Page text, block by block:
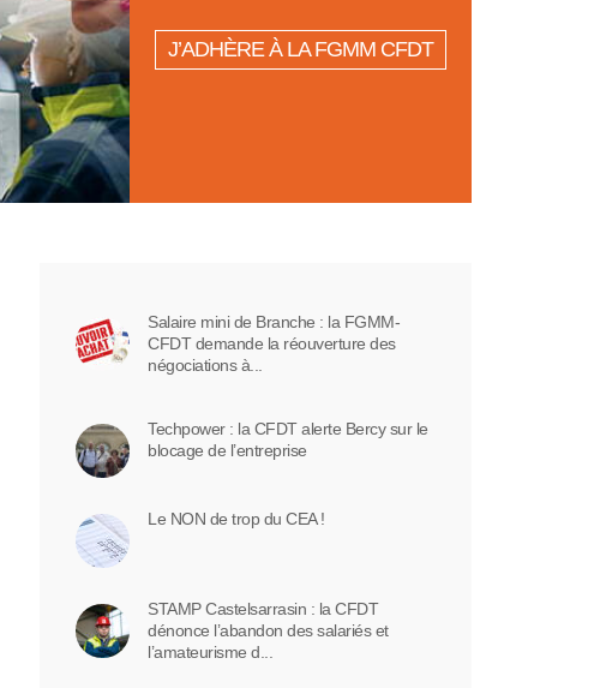
J’ADHÈRE À LA FGMM CFDT
Salaire mini de Branche : la FGMM-
CFDT demande la réouverture des
négociations à...
Techpower : la CFDT alerte Bercy sur le
blocage de l’entreprise
Le NON de trop du CEA !
STAMP Castelsarrasin : la CFDT
dénonce l’abandon des salariés et
l’amateurisme d...